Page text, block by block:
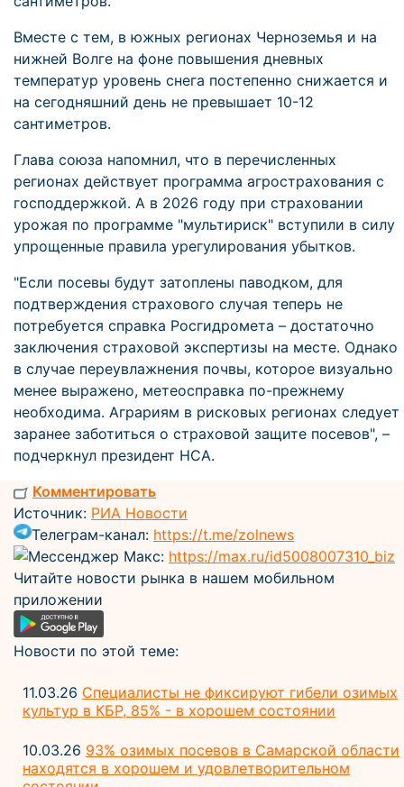
Вместе с тем, в южных регионах Черноземья и на
нижней Волге на фоне повышения дневных
температур уровень снега постепенно снижается и
на сегодняшний день не превышает 10-12
сантиметров.
Глава союза напомнил, что в перечисленных
регионах действует программа агрострахования с
господдержкой. А в 2026 году при страховании
урожая по программе "мультириск" вступили в силу
упрощенные правила урегулирования убытков.
"Если посевы будут затоплены паводком, для
подтверждения страхового случая теперь не
потребуется справка Росгидромета – достаточно
заключения страховой экспертизы на месте. Однако
в случае переувлажнения почвы, которое визуально
менее выражено, метеосправка по-прежнему
необходима. Аграриям в рисковых регионах следует
заранее заботиться о страховой защите посевов", –
подчеркнул президент НСА.
Комментировать
Источник: РИА Новости
Телеграм-канал: https://t.me/zolnews
Мессенджер Макс: https://max.ru/id5008007310_biz
Читайте новости рынка в нашем мобильном
приложении
Новости по этой теме:
11.03.26 Специалисты не фиксируют гибели озимых
культур в КБР, 85% - в хорошем состоянии
10.03.26 93% озимых посевов в Самарской области
находятся в хорошем и удовлетворительном